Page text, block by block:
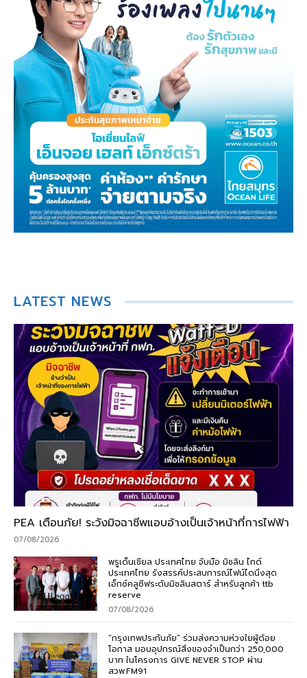
LATEST NEWS
PEA เตือนภัย! ระวังมิจฉาชีพแอบอ้างเป็นเจ้าหน้าที่การไฟฟ้า
07/08/2026
พรูเด็นเชียล ประเทศไทย จับมือ มิชลิน ไกด์
ประเทศไทย รังสรรค์ประสบการณ์ไฟน์ไดนิ่งสุด
เอ็กซ์คลูซีฟระดับมิชลินสตาร์ สำหรับลูกค้า ttb
reserve
07/08/2026
“กรุงเทพประกันภัย” ร่วมส่งความห่วงใยผู้ด้อย
โอกาส มอบอุปกรณ์สิ่งของจำเป็นกว่า 250,000
บาท ในโครงการ GIVE NEVER STOP ผ่าน
สวพ.FM91